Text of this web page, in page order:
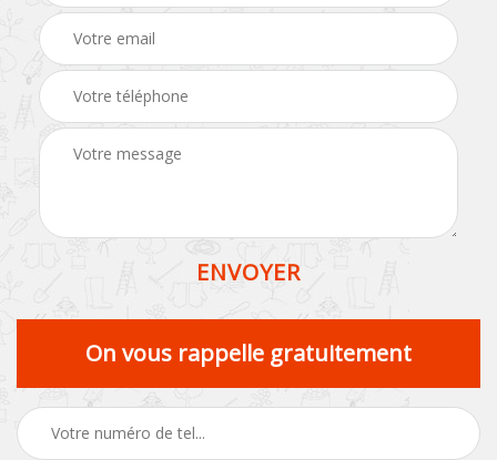
On vous rappelle gratuitement